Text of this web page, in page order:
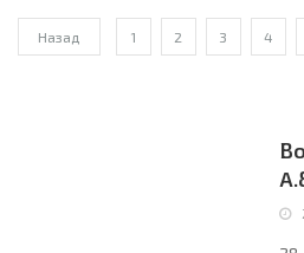
Назад 1 2 3 4